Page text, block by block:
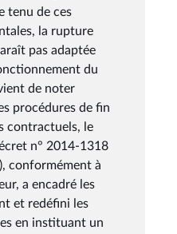
tenu de ces
la rupture
pas adaptée
du
de noter
procédures de fin
contractuels, le
n° 2014-1318
conformément à
a encadré les
et redéfini les
en instituant un